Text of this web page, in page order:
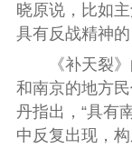
晓原说，比如
具有反战精神
《补天裂
和南京的地方
丹指出，“具有
中反复出现，